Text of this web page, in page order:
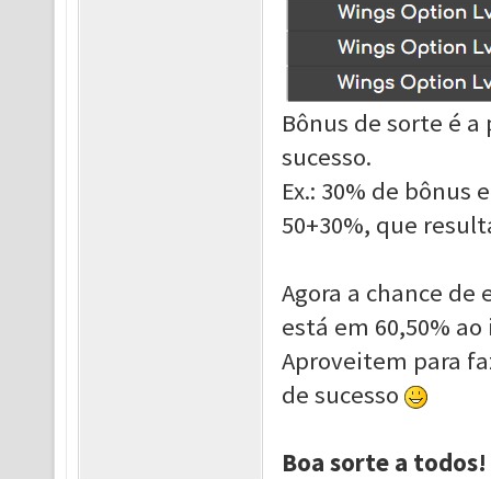
Bônus de sorte é
sucesso.
Ex.: 30% de bônus
50+30%, que
Agora a chance
está em 60,50% ao
Aproveitem para
de sucesso
Boa sorte a todos!